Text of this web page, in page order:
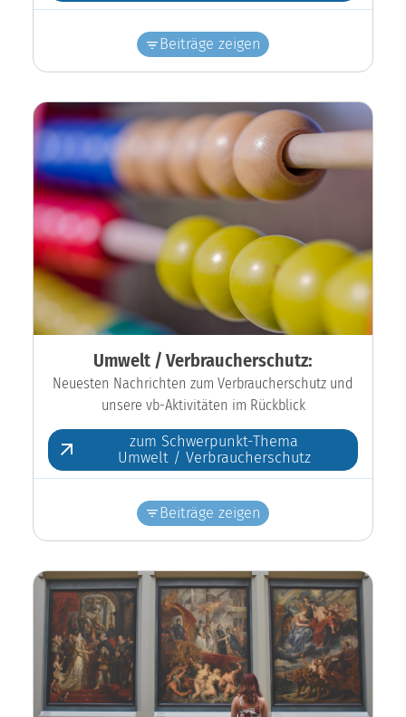
Beiträge zeigen
Umwelt / Verbraucherschutz:
Neuesten Nachrichten zum Verbraucherschutz und
unsere vb-Aktivitäten im Rückblick
zum Schwerpunkt-Thema
Umwelt / Verbraucherschutz
Beiträge zeigen